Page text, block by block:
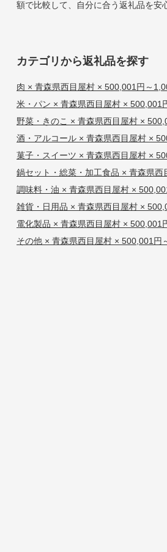
額で比較して、自分に合う返礼品を安
カテゴリから返礼品を探す
肉 × 青森県西目屋村 × 500,001円～
米・パン × 青森県西目屋村 × 500,001
野菜・きのこ × 青森県西目屋村 ×
酒・アルコール × 青森県西目屋村 ×
菓子・スイーツ × 青森県西目屋村 ×
鍋セット・総菜・加工食品 × 青森県
調味料・油 × 青森県西目屋村 ×
雑貨・日用品 × 青森県西目屋村 ×
電化製品 × 青森県西目屋村 × 500,001
その他 × 青森県西目屋村 × 500,001円